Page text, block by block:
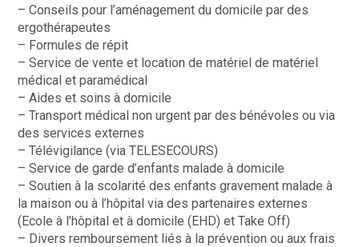
– Conseils pour l’aménagement du domicile par des
ergothérapeutes
– Formules de répit
– Service de vente et location de matériel de matériel
médical et paramédical
– Aides et soins à domicile
– Transport médical non urgent par des bénévoles ou via
des services externes
– Télévigilance (via TELESECOURS)
– Service de garde d’enfants malade à domicile
– Soutien à la scolarité des enfants gravement malade à
la maison ou à l’hôpital via des partenaires externes
(Ecole à l’hôpital et à domicile (EHD) et Take Off)
– Divers remboursement liés à la prévention ou aux frais